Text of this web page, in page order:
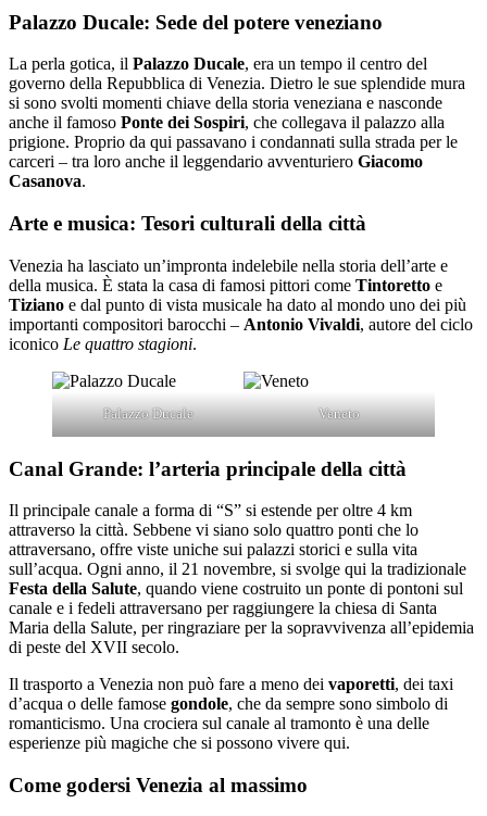
Palazzo Ducale: Sede del potere veneziano
La perla gotica, il Palazzo Ducale, era un tempo il centro del
governo della Repubblica di Venezia. Dietro le sue splendide mura
si sono svolti momenti chiave della storia veneziana e nasconde
anche il famoso Ponte dei Sospiri, che collegava il palazzo alla
prigione. Proprio da qui passavano i condannati sulla strada per le
carceri – tra loro anche il leggendario avventuriero Giacomo
Casanova.
Arte e musica: Tesori culturali della città
Venezia ha lasciato un’impronta indelebile nella storia dell’arte e
della musica. È stata la casa di famosi pittori come Tintoretto e
Tiziano e dal punto di vista musicale ha dato al mondo uno dei più
importanti compositori barocchi – Antonio Vivaldi, autore del ciclo
iconico Le quattro stagioni.
Palazzo Ducale Veneto
Canal Grande: l’arteria principale della città
Il principale canale a forma di “S” si estende per oltre 4 km
attraverso la città. Sebbene vi siano solo quattro ponti che lo
attraversano, offre viste uniche sui palazzi storici e sulla vita
sull’acqua. Ogni anno, il 21 novembre, si svolge qui la tradizionale
Festa della Salute, quando viene costruito un ponte di pontoni sul
canale e i fedeli attraversano per raggiungere la chiesa di Santa
Maria della Salute, per ringraziare per la sopravvivenza all’epidemia
di peste del XVII secolo.
Il trasporto a Venezia non può fare a meno dei vaporetti, dei taxi
d’acqua o delle famose gondole, che da sempre sono simbolo di
romanticismo. Una crociera sul canale al tramonto è una delle
esperienze più magiche che si possono vivere qui.
Come godersi Venezia al massimo